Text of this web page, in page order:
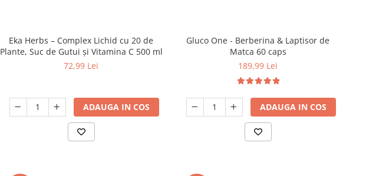
Eka Herbs – Complex Lichid cu 20 de
Plante, Suc de Gutui și Vitamina C 500 ml
72,99 Lei
ADAUGA IN COS
Gluco One - Berberina & Laptisor de
Matca 60 caps
189,99 Lei
ADAUGA IN COS